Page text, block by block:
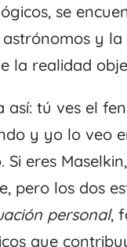
se
y
la realidad
así: tú ves el
y yo lo veo
Si eres
pero los dos
personal,
que